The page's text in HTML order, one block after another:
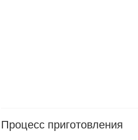
Процесс приготовления